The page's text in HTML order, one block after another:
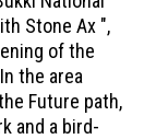
Stone Ax ",
of the
the area
Future path,
and a bird-